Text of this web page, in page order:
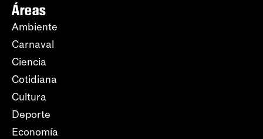
Áreas
Ambiente
Carnaval
Ciencia
Cotidiana
Cultura
Deporte
Economía